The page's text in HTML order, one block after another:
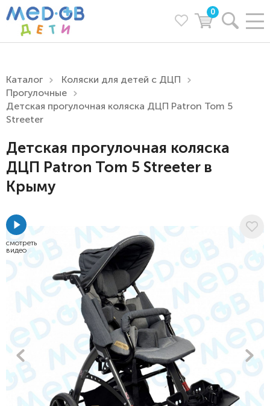
0
Каталог
Коляски для детей с ДЦП
Прогулочные
Детская прогулочная коляска ДЦП Patron Tom 5
Streeter
Детская прогулочная коляска
ДЦП Patron Tom 5 Streeter в
Крыму
смотреть
видео